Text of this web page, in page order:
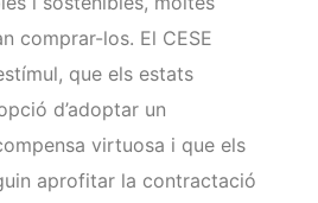
comprar-los. El CESE
que els estats
d’adoptar un
virtuosa i que els
aprofitar la contractació